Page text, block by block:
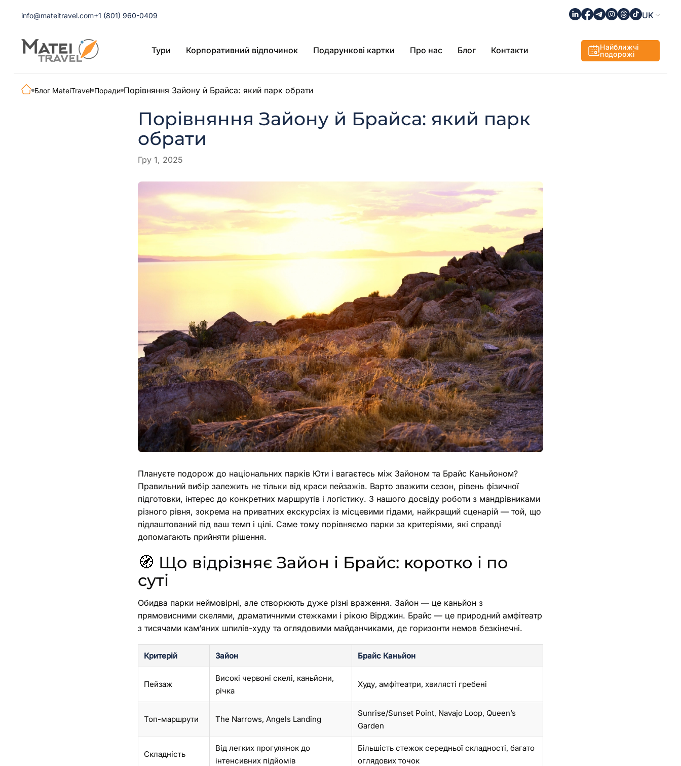
info@mateitravel.com+1 (801) 960-0409 UK
Тури Корпоративний відпочинок Подарункові картки Про нас Блог Контакти
Найближчі
подорожі
Блог MateiTravel Поради Порівняння Зайону й Брайса: який парк обрати
Порівняння Зайону й Брайса: який парк
обрати
Гру 1, 2025
Плануєте подорож до національних парків Юти і вагаєтесь між Зайоном та Брайс Каньйоном?
Правильний вибір залежить не тільки від краси пейзажів. Варто зважити сезон, рівень фізичної
підготовки, інтерес до конкретних маршрутів і логістику. З нашого досвіду роботи з мандрівниками
різного рівня, зокрема на приватних екскурсіях із місцевими гідами, найкращий сценарій — той, що
підлаштований під ваш темп і цілі. Саме тому порівняємо парки за критеріями, які справді
допомагають прийняти рішення.
🧭 Що відрізняє Зайон і Брайс: коротко і по
суті
Обидва парки неймовірні, але створюють дуже різні враження. Зайон — це каньйон з
прямовисними скелями, драматичними стежками і рікою Вірджин. Брайс — це природний амфітеатр
з тисячами кам’яних шпилів-худу та оглядовими майданчиками, де горизонти немов безкінечні.
Критерій Зайон Брайс Каньйон
Пейзаж
Високі червоні скелі, каньйони,
річка
Худу, амфітеатри, хвилясті гребені
Топ-маршрути The Narrows, Angels Landing
Sunrise/Sunset Point, Navajo Loop, Queen’s
Garden
Складність
Від легких прогулянок до
інтенсивних підйомів
Більшість стежок середньої складності, багато
оглядових точок